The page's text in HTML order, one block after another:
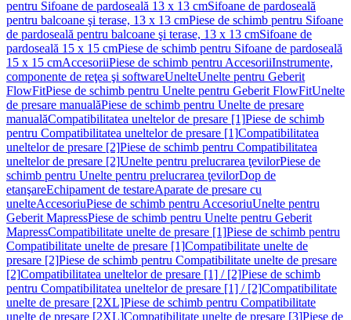
pentru Sifoane de pardoseală 13 x 13 cmSifoane de pardoseală
pentru balcoane şi terase, 13 x 13 cmPiese de schimb pentru Sifoane
de pardoseală pentru balcoane şi terase, 13 x 13 cmSifoane de
pardoseală 15 x 15 cmPiese de schimb pentru Sifoane de pardoseală
15 x 15 cmAccesoriiPiese de schimb pentru AccesoriiInstrumente,
componente de reţea şi softwareUnelteUnelte pentru Geberit
FlowFitPiese de schimb pentru Unelte pentru Geberit FlowFitUnelte
de presare manualăPiese de schimb pentru Unelte de presare
manualăCompatibilitatea uneltelor de presare [1]Piese de schimb
pentru Compatibilitatea uneltelor de presare [1]Compatibilitatea
uneltelor de presare [2]Piese de schimb pentru Compatibilitatea
uneltelor de presare [2]Unelte pentru prelucrarea ţevilorPiese de
schimb pentru Unelte pentru prelucrarea ţevilorDop de
etanşareEchipament de testareAparate de presare cu
unelteAccesoriuPiese de schimb pentru AccesoriuUnelte pentru
Geberit MapressPiese de schimb pentru Unelte pentru Geberit
MapressCompatibilitate unelte de presare [1]Piese de schimb pentru
Compatibilitate unelte de presare [1]Compatibilitate unelte de
presare [2]Piese de schimb pentru Compatibilitate unelte de presare
[2]Compatibilitatea uneltelor de presare [1] / [2]Piese de schimb
pentru Compatibilitatea uneltelor de presare [1] / [2]Compatibilitate
unelte de presare [2XL]Piese de schimb pentru Compatibilitate
unelte de presare [2XL]Compatibilitate unelte de presare [3]Piese de